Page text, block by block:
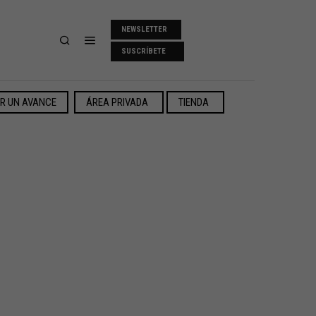
NEWSLETTER
SUSCRÍBETE
UN AVANCE ÁREA PRIVADA TIENDA